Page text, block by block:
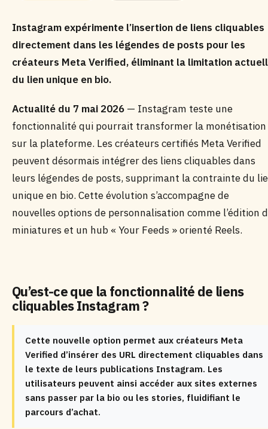
Instagram expérimente l’insertion de liens cliquables
directement dans les légendes de posts pour les
créateurs Meta Verified, éliminant la limitation
du lien unique en bio.
Actualité du 7 mai 2026 — Instagram teste une
fonctionnalité qui pourrait transformer la monétisation
sur la plateforme. Les créateurs certifiés Meta Verified
peuvent désormais intégrer des liens cliquables dans
leurs légendes de posts, supprimant la contrainte du
unique en bio. Cette évolution s’accompagne de
nouvelles options de personnalisation comme l’édition
miniatures et un hub « Your Feeds » orienté Reels.
Qu’est-ce que la fonctionnalité de liens
cliquables Instagram ?
Cette nouvelle option permet aux créateurs Meta
Verified d’insérer des URL directement cliquables dans
le texte de leurs publications Instagram. Les
utilisateurs peuvent ainsi accéder aux sites externes
sans passer par la bio ou les stories, fluidifiant le
parcours d’achat.